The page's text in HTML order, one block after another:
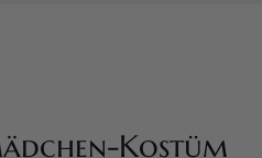
Kostüm